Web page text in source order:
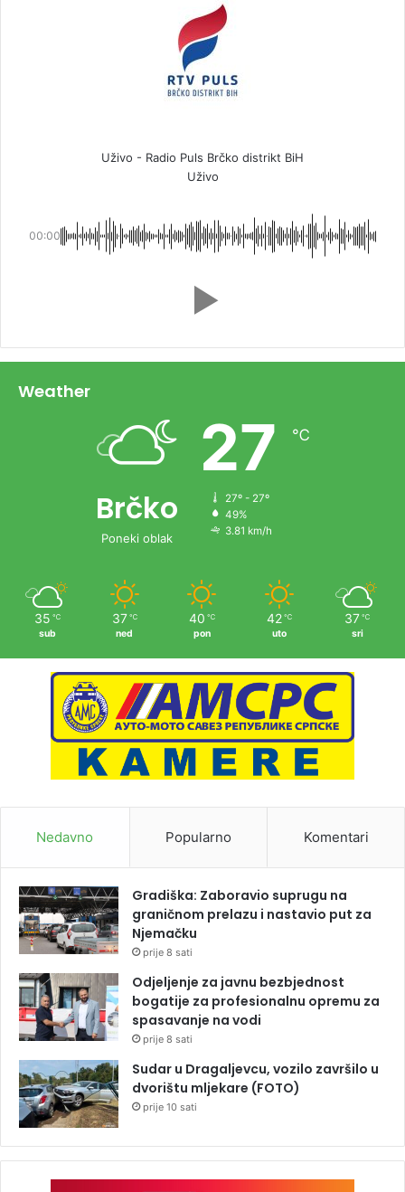
Uživo - Radio Puls Brčko distrikt BiH
Uživo
00:00
Weather
Brčko
Poneki oblak
27 ℃
27º - 27º
49%
3.81 km/h
35 ℃
sub
37 ℃
ned
40 ℃
pon
42 ℃
uto
37 ℃
sri
Nedavno Popularno Komentari
Gradiška: Zaboravio suprugu na
graničnom prelazu i nastavio put za
Njemačku
prije 8 sati
Odjeljenje za javnu bezbjednost
bogatije za profesionalnu opremu za
spasavanje na vodi
prije 8 sati
Sudar u Dragaljevcu, vozilo završilo u
dvorištu mljekare (FOTO)
prije 10 sati